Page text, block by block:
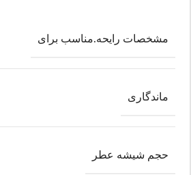
مشخصات رایحه.مناسب برای
ماندگاری
حجم شیشه عطر